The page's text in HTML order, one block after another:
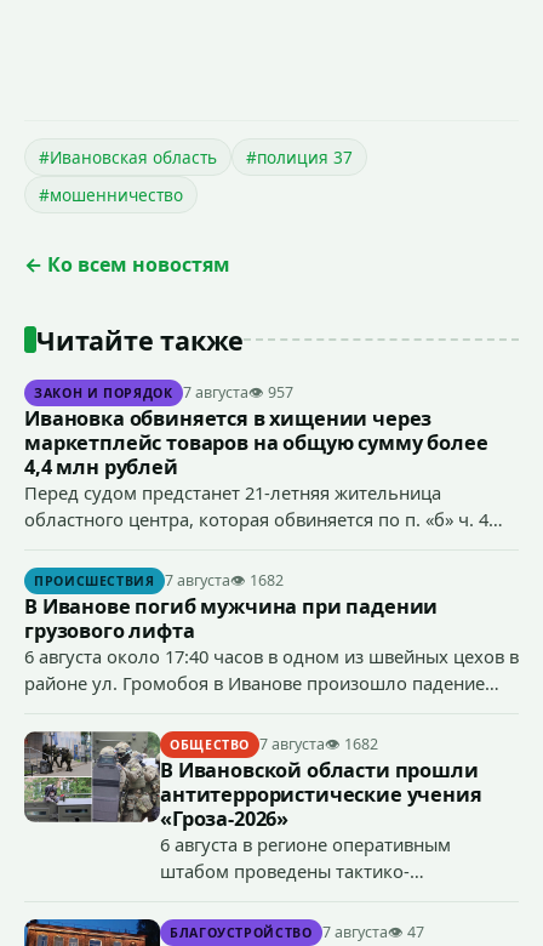
#Ивановская область
#полиция 37
#мошенничество
← Ко всем новостям
Читайте также
ЗАКОН И ПОРЯДОК 7 августа👁 957
Ивановка обвиняется в хищении через
маркетплейс товаров на общую сумму более
4,4 млн рублей
Перед судом предстанет 21-летняя жительница
областного центра, которая обвиняется по п. «б» ч. 4
сумму более 4,4 млн рублей через маркетплейс.
ПРОИСШЕСТВИЯ 7 августа👁 1682
В Иванове погиб мужчина при падении
грузового лифта
6 августа около 17:40 часов в одном из швейных цехов в
районе ул. Громобоя в Иванове произошло падение
ОБЩЕСТВО 7 августа👁 1682
В Ивановской области прошли
антитеррористические учения
«Гроза-2026»
6 августа в регионе оперативным
штабом проведены тактико-
террористического акта на объекте
БЛАГОУСТРОЙСТВО 7 августа👁 47